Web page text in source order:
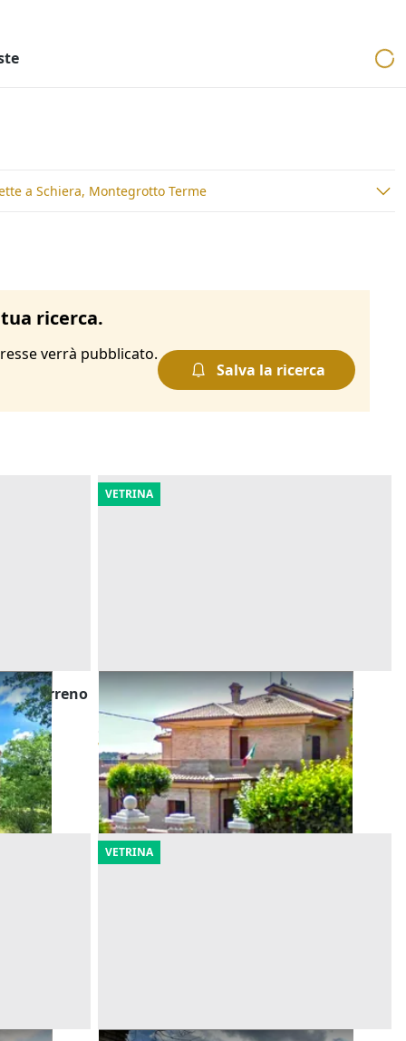
a Schiera, Montegrotto Terme
ricerca.
verrà pubblicato.
Salva la ricerca
e terreno
VETRINA
Asta Villa con dependance e terreni
agricoli sparsi
Cingoli (Macerata)
Offerta minima
712.998 €
30/10/2026
VETRINA